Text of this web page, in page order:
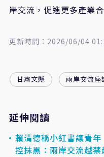
岸交流，促進更多產業
更新時間：2026/06/04
甘肅文縣 兩岸交流座
延伸閱讀
賴清德稱小紅書讓青
控抹黑：兩岸交流越禁